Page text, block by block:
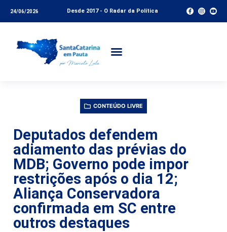
24/06/2026 Desde 2017 - O Radar da Política
CONTEÚDO LIVRE
Deputados defendem
adiamento das prévias do
MDB; Governo pode impor
restrições após o dia 12;
Aliança Conservadora
confirmada em SC entre
outros destaques